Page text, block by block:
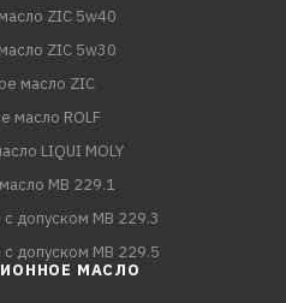
ZIC 5w40
ZIC 5w30
масло ZIC
масло ROLF
LIQUI MOLY
MB 229.1
допуском MB 229.3
допуском MB 229.5
МАСЛО